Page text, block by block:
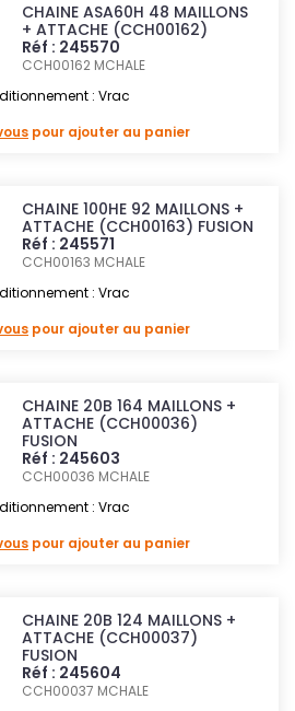
CHAINE ASA60H 48 MAILLONS
+ ATTACHE (CCH00162)
Réf : 245570
CCH00162 MCHALE
: Vrac
pour ajouter au panier
CHAINE 100HE 92 MAILLONS +
ATTACHE (CCH00163) FUSION
Réf : 245571
CCH00163 MCHALE
: Vrac
pour ajouter au panier
CHAINE 20B 164 MAILLONS +
ATTACHE (CCH00036)
FUSION
Réf : 245603
CCH00036 MCHALE
: Vrac
pour ajouter au panier
CHAINE 20B 124 MAILLONS +
ATTACHE (CCH00037)
FUSION
Réf : 245604
CCH00037 MCHALE